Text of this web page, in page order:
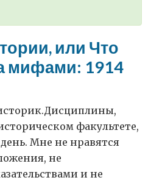
или Что
мифами: 1914
факультете,
Мне не нравятся
не
и не